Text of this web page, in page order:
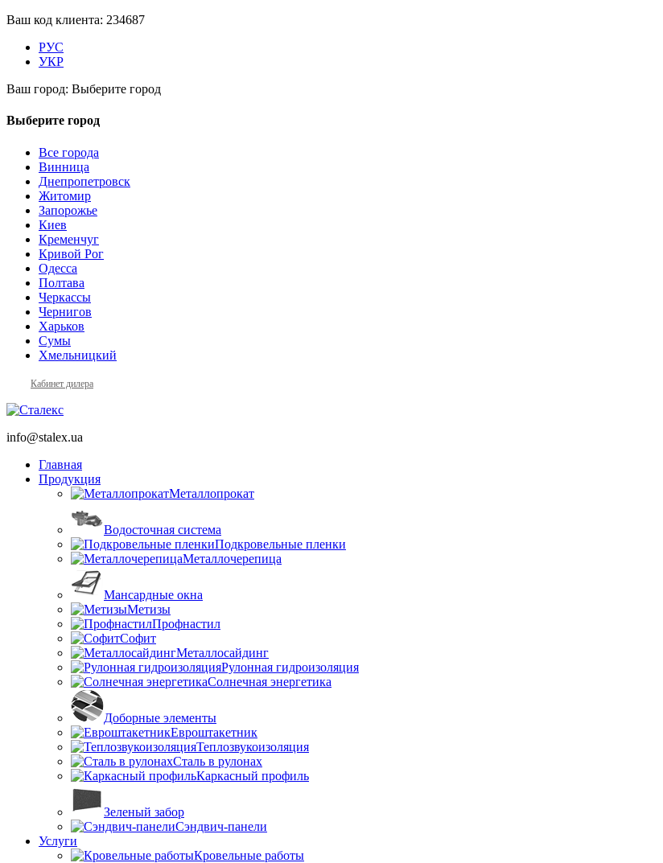
Ваш код клиента: 234687
РУС
УКР
Ваш город: Выберите город
Выберите город
Все города
Винница
Днепропетровск
Житомир
Запорожье
Киев
Кременчуг
Кривой Рог
Одесса
Полтава
Черкассы
Чернигов
Харьков
Сумы
Хмельницкий
Кабинет дилера
info@stalex.ua
Главная
Продукция
Металлопрокат
Водосточная система
Подкровельные пленки
Металлочерепица
Мансардные окна
Метизы
Профнастил
Софит
Металлосайдинг
Рулонная гидроизоляция
Солнечная энергетика
Доборные элементы
Евроштакетник
Теплозвукоизоляция
Сталь в рулонах
Каркасный профиль
Зеленый забор
Сэндвич-панели
Услуги
Кровельные работы